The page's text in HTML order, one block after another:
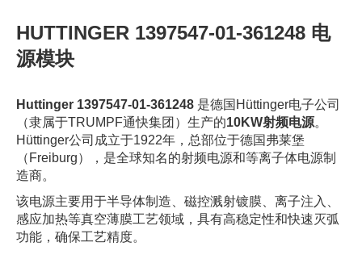
HUTTINGER 1397547-01-361248 电
源模块
Huttinger 1397547-01-361248 是德国Hüttinger电子公司
（隶属于TRUMPF通快集团）生产的10KW射频电源。
Hüttinger公司成立于1922年，总部位于德国弗莱堡
（Freiburg），是全球知名的射频电源和等离子体电源制
造商。
该电源主要用于半导体制造、磁控溅射镀膜、离子注入、
感应加热等真空薄膜工艺领域，具有高稳定性和快速灭弧
功能，确保工艺精度。